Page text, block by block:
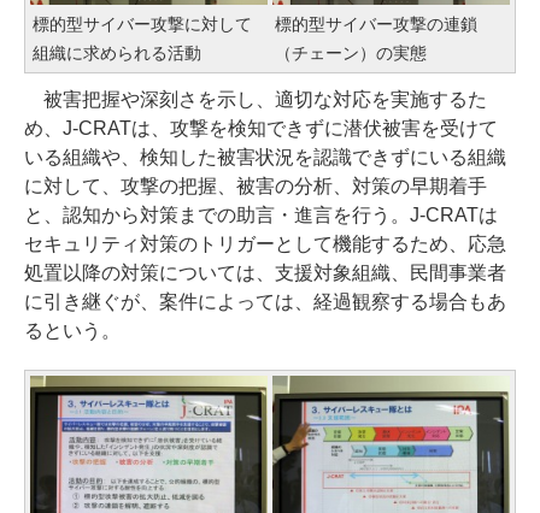
標的型サイバー攻撃に対して
組織に求められる活動
標的型サイバー攻撃の連鎖
（チェーン）の実態
被害把握や深刻さを示し、適切な対応を実施するた
め、J-CRATは、攻撃を検知できずに潜伏被害を受けて
いる組織や、検知した被害状況を認識できずにいる組織
に対して、攻撃の把握、被害の分析、対策の早期着手
と、認知から対策までの助言・進言を行う。J-CRATは
セキュリティ対策のトリガーとして機能するため、応急
処置以降の対策については、支援対象組織、民間事業者
に引き継ぐが、案件によっては、経過観察する場合もあ
るという。